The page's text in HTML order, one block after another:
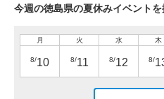
今週の徳島県の夏休みイベント
月
8/10
火
8/11
水
8/12
木
8/